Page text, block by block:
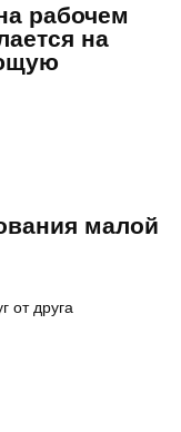
рабочем
на
малой
от друга